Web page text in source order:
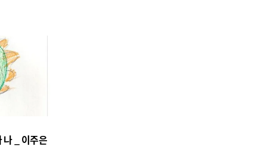
나 _ 이주은